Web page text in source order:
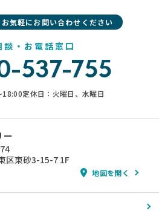
気軽にお問い合わせください
談・お電話窓口
537-755
18:00定休日：火曜日、水曜日
ー
区東砂3-15-7 1F
地図を開く